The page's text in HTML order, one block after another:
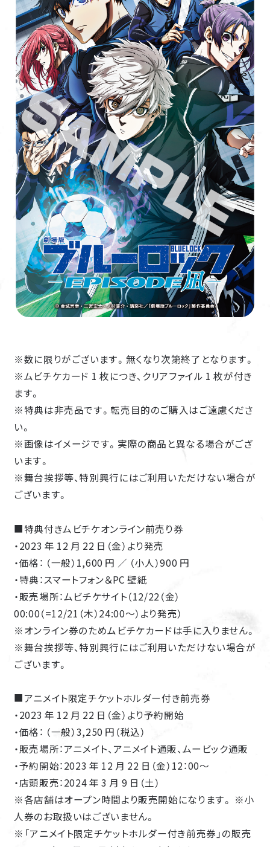
HOME
NEWS
ON AIR
GLOBAL STREAMING
INTRODUCTION
STAFF
CAST COMMENT
MINI ANIME
MUSIC
※数に限りがございます。無くなり次第終了となります。
※ムビチケカード 1 枚につき、クリアファイル 1 枚が付き
ます。
※特典は非売品です。転売目的のご購入はご遠慮くださ
い。
※画像はイメージです。実際の商品と異なる場合がござ
います。
※舞台挨拶等、特別興行にはご利用いただけない場合が
ございます。
■特典付きムビチケオンライン前売り券
・2023 年 12 月 22 日（金）より発売
・価格： （一般）1,600 円 ／ （小人）900 円
・特典：スマートフォン＆PC 壁紙
・販売場所：ムビチケサイト（12/22（金）
00:00（=12/21（木）24:00～）より発売）
※オンライン券のためムビチケカードは手に入りません。
※舞台挨拶等、特別興行にはご利用いただけない場合が
ございます。
■アニメイト限定チケットホルダー付き前売券
・2023 年 12 月 22 日（金）より予約開始
・価格： （一般）3,250 円（税込）
・販売場所：アニメイト、アニメイト通販、ムービック通販
・予約開始：2023 年 12 月 22 日（金）12：00～
・店頭販売：2024 年 3 月 9 日（土）
※各店舗はオープン時間より販売開始になります。 ※小
人券のお取扱いはございません。
※「アニメイト限定チケットホルダー付き前売券」の販売